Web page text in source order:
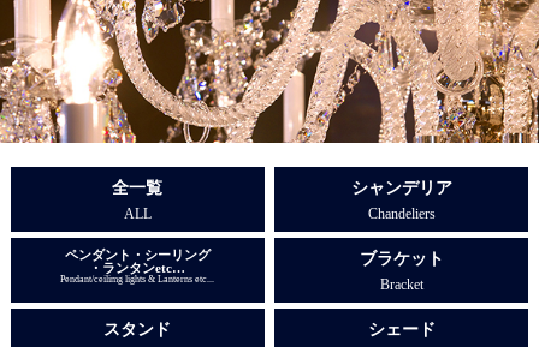
全一覧
ALL
シャンデリア
Chandeliers
ペンダント・シーリング
・ランタンetc…
Pendant/ceilimg lights & Lanterns etc...
ブラケット
Bracket
スタンド シェード